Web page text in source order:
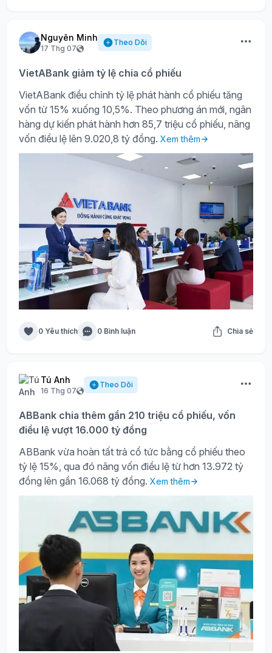
Nguyên Minh
17 Thg 07
Theo Dõi
VietABank giảm tỷ lệ chia cổ phiếu
VietABank điều chỉnh tỷ lệ phát hành cổ phiếu tăng
vốn từ 15% xuống 10,5%. Theo phương án mới, ngân
hàng dự kiến phát hành hơn 85,7 triệu cổ phiếu, nâng
vốn điều lệ lên 9.020,8 tỷ đồng. Xem thêm
0 Yêu thích 0 Bình luận Chia sẻ
Tú Anh
16 Thg 07
Theo Dõi
ABBank chia thêm gần 210 triệu cổ phiếu, vốn
điều lệ vượt 16.000 tỷ đồng
ABBank vừa hoàn tất trả cổ tức bằng cổ phiếu theo
tỷ lệ 15%, qua đó nâng vốn điều lệ từ hơn 13.972 tỷ
đồng lên gần 16.068 tỷ đồng. Xem thêm